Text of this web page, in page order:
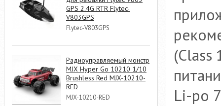
GPS 2.4G RTR Flytec-
V803GPS
Flytec-V803GPS
Радиоуправляемый монстр
MJX Hyper Go 10210 1/10
Brushless Red MJX-10210-
RED
MJX-10210-RED
(Class
Li-po